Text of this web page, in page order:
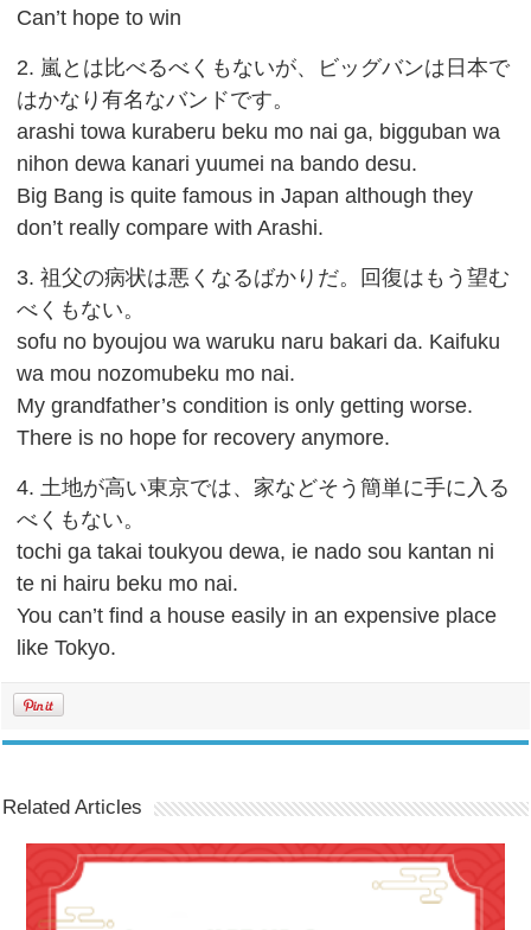
Can’t hope to win
2. 嵐とは比べるべくもないが、ビッグバンは日本で
はかなり有名なバンドです。
arashi towa kuraberu beku mo nai ga, bigguban wa
nihon dewa kanari yuumei na bando desu.
Big Bang is quite famous in Japan although they
don’t really compare with Arashi.
3. 祖父の病状は悪くなるばかりだ。回復はもう望む
べくもない。
sofu no byoujou wa waruku naru bakari da. Kaifuku
wa mou nozomubeku mo nai.
My grandfather’s condition is only getting worse.
There is no hope for recovery anymore.
4. 土地が高い東京では、家などそう簡単に手に入る
べくもない。
tochi ga takai toukyou dewa, ie nado sou kantan ni
te ni hairu beku mo nai.
You can’t find a house easily in an expensive place
like Tokyo.
Related Articles